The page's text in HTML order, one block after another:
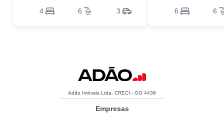
4 6 3 6 6
Adão Imóveis Ltda. CRECI - GO 4436
Empresas